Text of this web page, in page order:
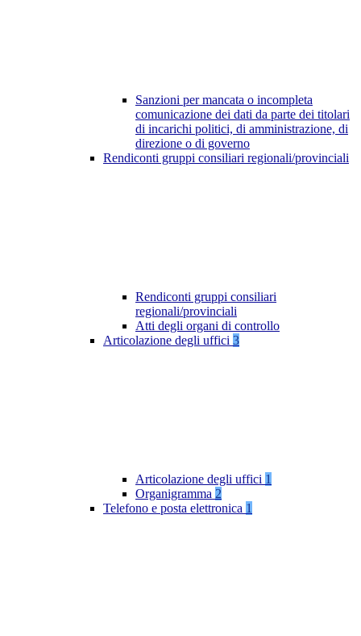
Sanzioni per mancata o incompleta
comunicazione dei dati da parte dei titolari
di incarichi politici, di amministrazione, di
direzione o di governo
Rendiconti gruppi consiliari regionali/provinciali
Rendiconti gruppi consiliari
regionali/provinciali
Atti degli organi di controllo
Articolazione degli uffici 3
Articolazione degli uffici 1
Organigramma 2
Telefono e posta elettronica 1